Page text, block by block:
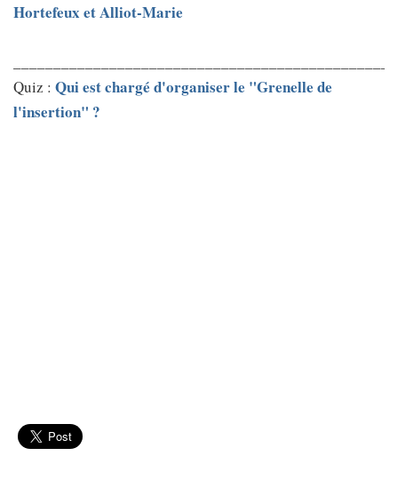
Hortefeux et Alliot-Marie
Quiz : Qui est chargé d'organiser le "Grenelle de
l'insertion" ?